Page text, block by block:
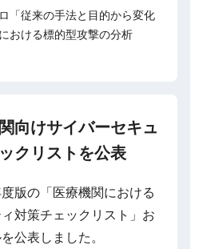
「従来の手法と目的から変化
おける標的型攻撃の分析
向けサイバーセキュ
クリストを公表
版の「医療機関における
対策チェックリスト」お
公表しました。